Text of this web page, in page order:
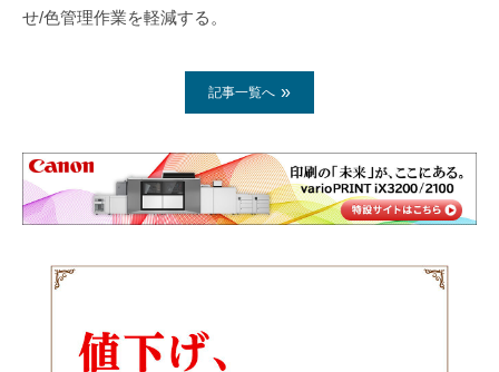
せ/色管理作業を軽減する。
記事一覧へ